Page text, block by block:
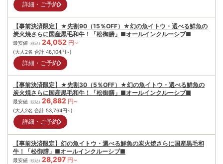
詳細・ご予約
【事前決済限定】★先割90（15％OFF）★幻の魚イトウ・選べる鮮魚の
炭火焼さらに国産黒毛和牛！「松御膳」■オールインクルーシブ■
最安値 (税込) 24,052 円~
(大人2名 合計 48,104円~)
詳細・ご予約
【事前決済限定】★先割30（5％OFF）★幻の魚イトウ・選べる鮮魚の
炭火焼さらに国産黒毛和牛！「松御膳」■オールインクルーシブ■
最安値 (税込) 26,882 円~
(大人2名 合計 53,764円~)
詳細・ご予約
【事前決済限定】幻の魚イトウ・選べる鮮魚の炭火焼さらに国産黒毛和
牛！「松御膳」■オールインクルーシブ■
最安値 (税込) 28,297 円~